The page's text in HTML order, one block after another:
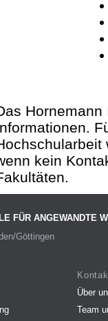
kein
FÜR ANGEWANDTE
Göttingen
Über
Team